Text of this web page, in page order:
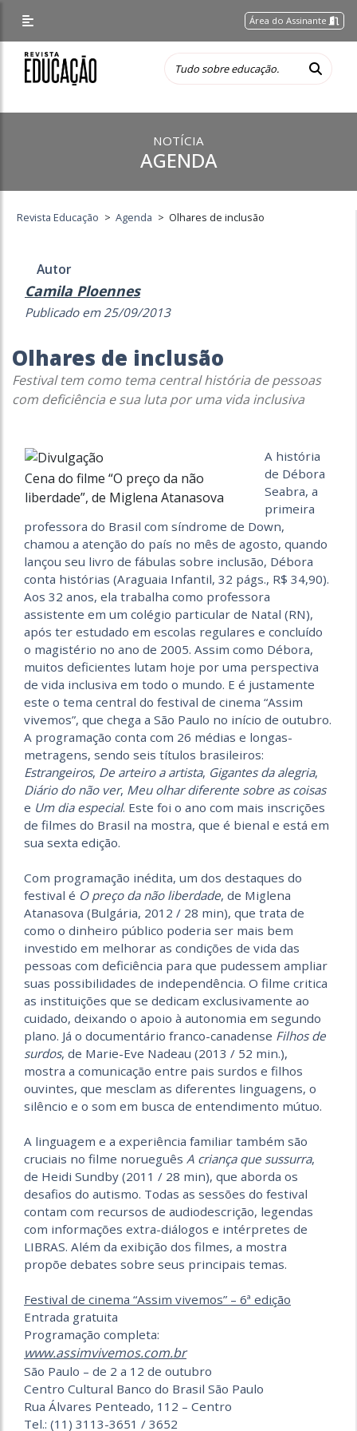
Área do Assinante
NOTÍCIA
AGENDA
Revista Educação > Agenda > Olhares de inclusão
Autor
Camila Ploennes
Publicado em 25/09/2013
Olhares de inclusão
Festival tem como tema central história de pessoas
com deficiência e sua luta por uma vida inclusiva
Cena do filme “O preço da não
liberdade”, de Miglena Atanasova
A história
de Débora
Seabra, a
primeira
professora do Brasil com síndrome de Down,
chamou a atenção do país no mês de agosto, quando
lançou seu livro de fábulas sobre inclusão, Débora
conta histórias (Araguaia Infantil, 32 págs., R$ 34,90).
Aos 32 anos, ela trabalha como professora
assistente em um colégio particular de Natal (RN),
após ter estudado em escolas regulares e concluído
o magistério no ano de 2005. Assim como Débora,
muitos deficientes lutam hoje por uma perspectiva
de vida inclusiva em todo o mundo. E é justamente
este o tema central do festival de cinema “Assim
vivemos”, que chega a São Paulo no início de outubro.
A programação conta com 26 médias e longas-
metragens, sendo seis títulos brasileiros:
Estrangeiros, De arteiro a artista, Gigantes da alegria,
Diário do não ver, Meu olhar diferente sobre as coisas
e Um dia especial. Este foi o ano com mais inscrições
de filmes do Brasil na mostra, que é bienal e está em
sua sexta edição.
Com programação inédita, um dos destaques do
festival é O preço da não liberdade, de Miglena
Atanasova (Bulgária, 2012 / 28 min), que trata de
como o dinheiro público poderia ser mais bem
investido em melhorar as condições de vida das
pessoas com deficiência para que pudessem ampliar
suas possibilidades de independência. O filme critica
as instituições que se dedicam exclusivamente ao
cuidado, deixando o apoio à autonomia em segundo
plano. Já o documentário franco-canadense Filhos de
surdos, de Marie-Eve Nadeau (2013 / 52 min.),
mostra a comunicação entre pais surdos e filhos
ouvintes, que mesclam as diferentes linguagens, o
silêncio e o som em busca de entendimento mútuo.
A linguagem e a experiência familiar também são
cruciais no filme norueguês A criança que sussurra,
de Heidi Sundby (2011 / 28 min), que aborda os
desafios do autismo. Todas as sessões do festival
contam com recursos de audiodescrição, legendas
com informações extra-diálogos e intérpretes de
LIBRAS. Além da exibição dos filmes, a mostra
propõe debates sobre seus principais temas.
Festival de cinema “Assim vivemos” – 6ª edição
Entrada gratuita
Programação completa:
www.assimvivemos.com.br
São Paulo – de 2 a 12 de outubro
Centro Cultural Banco do Brasil São Paulo
Rua Álvares Penteado, 112 – Centro
Tel.: (11) 3113-3651 / 3652